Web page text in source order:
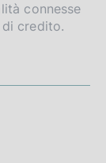
connesse
credito.